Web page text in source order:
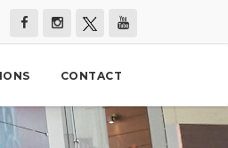
CONTACT